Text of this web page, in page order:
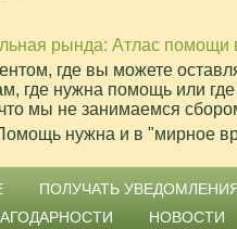
рында: Атлас помощи
где вы можете
где нужна помощь или
мы не занимаемся
нужна и в "мирное
ПОЛУЧАТЬ
НОВОСТИ